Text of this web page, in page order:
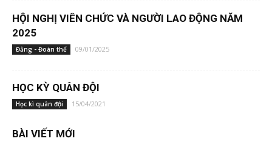
HỘI NGHỊ VIÊN CHỨC VÀ NGƯỜI LAO ĐỘNG NĂM
2025
Đảng - Đoàn thể 09/01/2025
HỌC KỲ QUÂN ĐỘI
Học kì quân đội 15/04/2021
BÀI VIẾT MỚI